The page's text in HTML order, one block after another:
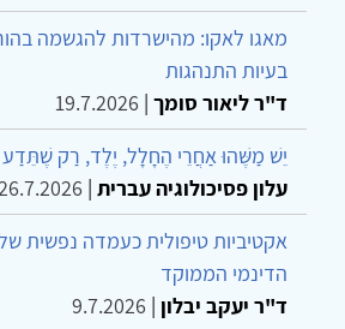
מאגו לאקו: מהישרדות להגשמה
בעיות התנהגות
ד"ר ליאור סומך |
19.7.2026
יֵשׁ מַשֶּׁהוּ אַחֲרֵי הֶחָלָל, יֶלֶד, רַק שֶׁתֵּדַע
עלון פסיכולוגיה עברית |
אקטיביות טיפולית כעמדה נפשית
הדינמי הממוקד
ד"ר יעקב יבלון |
9.7.2026